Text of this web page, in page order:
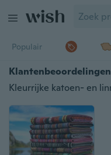
Populair
Klantenbeoordelingen